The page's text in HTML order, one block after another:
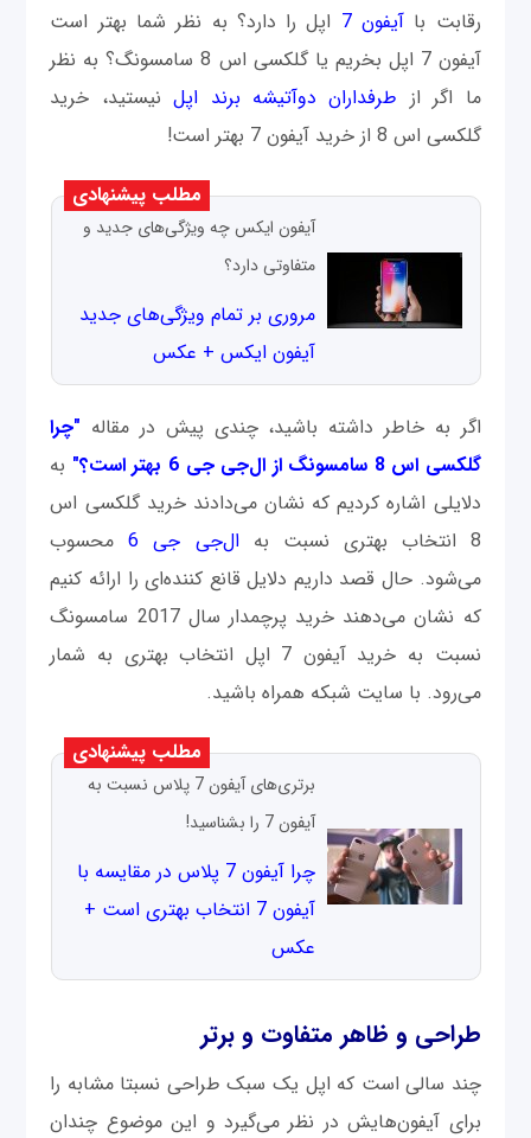
رقابت با آیفون 7
اپل را دارد؟ به نظر شما بهتر است
آیفون 7 اپل بخریم یا گلکسی اس 8 سامسونگ؟ به نظر
ما اگر از طرفداران دوآتیشه برند اپلنیستید، خرید
گلکسی اس 8 از خرید آیفون 7 بهتر است!
مطلب پیشنهادی
آیفون ایکس چه ویژگی‌های جدید و
متفاوتی دارد؟
مروری بر تمام ویژگی‌های جدید
آیفون ایکس + عکس
اگر به خاطر داشته باشید، چندی پیش در مقاله "چرا
گلکسی اس 8 سامسونگ از ال‌جی جی 6 بهتر است؟"
به
دلایلی اشاره کردیم که نشان می‌دادند خرید گلکسی اس
8 انتخاب بهتری نسبت به
ال‌جی جی 6
محسوب
می‌شود. حال قصد داریم دلایل قانع کننده‌ای را ارائه کنیم
که نشان می‌دهند خرید پرچمدار سال 2017 سامسونگ
نسبت به خرید آیفون 7 اپل انتخاب بهتری به شمار
می‌رود. با سایت شبکه همراه باشید.
مطلب پیشنهادی
برتری‌های آیفون 7 پلاس نسبت به
آیفون 7 را بشناسید!
چرا آیفون 7 پلاس در مقایسه با
آیفون 7 انتخاب بهتری است +
عکس
طراحی و ظاهر متفاوت و برتر
چند سالی است که اپل یک سبک طراحی نسبتا مشابه را
برای آیفون‌هایش در نظر می‌گیرد و این موضوع چندان